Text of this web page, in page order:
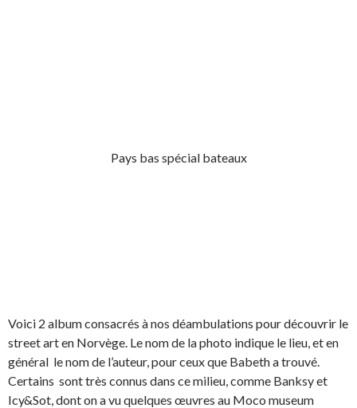
Pays bas spécial bateaux
Voici 2 album consacrés à nos déambulations pour découvrir le
street art en Norvège. Le nom de la photo indique le lieu, et en
général le nom de l’auteur, pour ceux que Babeth a trouvé.
Certains sont très connus dans ce milieu, comme Banksy et
Icy&Sot, dont on a vu quelques œuvres au Moco museum